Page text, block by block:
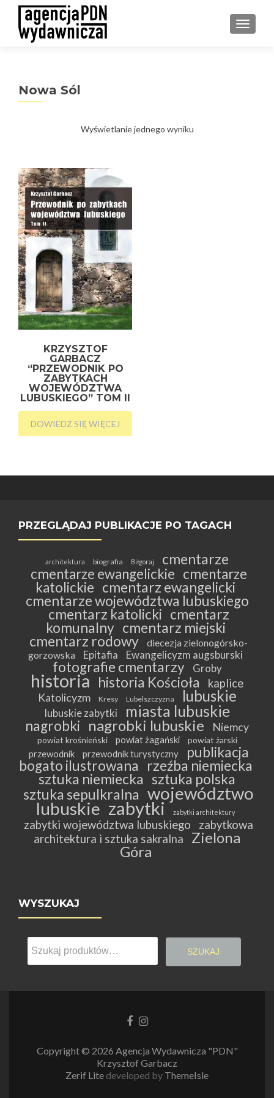
Nowa Sól
Wyświetlanie jednego wyniku
KRZYSZTOF
GARBACZ
“PRZEWODNIK PO
ZABYTKACH
WOJEWÓDZTWA
LUBUSKIEGO” TOM II
DOWIEDZ SIĘ WIĘCEJ
PRZEGLĄDAJ PUBLIKACJE PO TAGACH
architektura biografia Biłgoraj
cmentarze
cmentarze ewangelickie cmentarze
katolickie cmentarz ewangelicki
cmentarze województwa lubuskiego
cmentarz katolicki cmentarz
komunalny cmentarz miejski
cmentarz rodowy
diecezja zielonogórsko-
gorzowska
Epitafia Ewangelicyzm augsburski
fotografie cmentarzy Groby
historia historia Kościoła kaplice
Katolicyzm Kresy Lubelszczyzna lubuskie
lubuskie zabytki miasta lubuskie
nagrobki nagrobki lubuskie Niemcy
powiat krośnieński powiat żagański powiat żarski
przewodnik przewodnik turystyczny
publikacja
bogato ilustrowana
rzeźba niemiecka
sztuka niemiecka sztuka polska
sztuka sepulkralna województwo
lubuskie zabytki zabytki architektury
zabytki województwa lubuskiego
zabytkowa
architektura i sztuka sakralna
Zielona
Góra
WYSZUKAJ
Szukaj:
SZUKAJ
LinkLink
Copyright © 2026 Agencja Wydawnicza "PDN"
Krzysztof Garbacz
Zerif Lite developed by ThemeIsle